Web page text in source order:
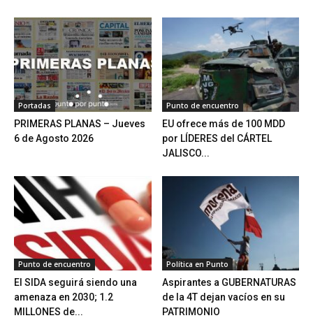
Portadas
PRIMERAS PLANAS – Jueves
6 de Agosto 2026
Punto de encuentro
EU ofrece más de 100 MDD
por LÍDERES del CÁRTEL
JALISCO...
Punto de encuentro
El SIDA seguirá siendo una
amenaza en 2030; 1.2
MILLONES de...
Política en Punto
Aspirantes a GUBERNATURAS
de la 4T dejan vacíos en su
PATRIMONIO